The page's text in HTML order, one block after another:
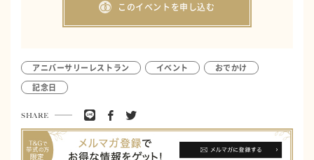
このイベントを申し込む
アニバーサリーレストラン イベント
おでかけ
記念日
SHARE